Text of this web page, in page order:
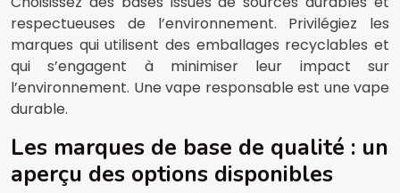
respectueuses de l’environnement. Privilégiez les
marques qui utilisent des emballages recyclables et
qui s’engagent à minimiser leur impact sur
l’environnement. Une vape responsable est une vape
durable.
Les marques de base de qualité : un
aperçu des options disponibles